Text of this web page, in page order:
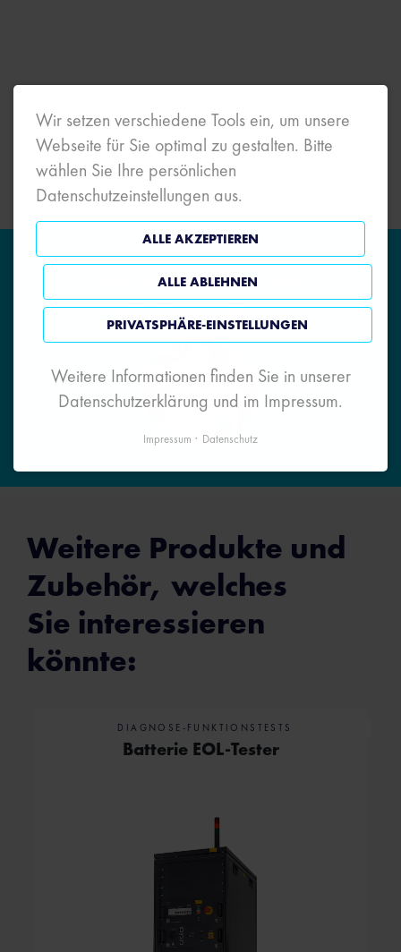
IHR ANSPRECHPARTNER
WOLFGANG NEU |
Weitere Produkte und
Zubehör, welches
Sie interessieren
könnte:
DIAGNOSE-FUNKTIONSTESTS
Batterie EOL-Tester
Wir setzen verschiedene Tools ein, um unsere
Webseite für Sie optimal zu gestalten. Bitte
wählen Sie Ihre persönlichen
Datenschutzeinstellungen aus.
ALLE AKZEPTIEREN
ALLE ABLEHNEN
PRIVATSPHÄRE-EINSTELLUNGEN
Weitere Informationen finden Sie in unserer
Datenschutzerklärung und im Impressum.
Impressum Datenschutz